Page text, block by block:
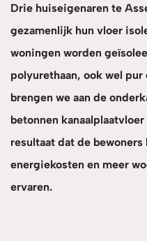
Drie huiseigenaren te
gezamenlijk hun vloer
woningen worden
polyurethaan, ook wel pur
brengen we aan de
betonnen kanaalplaatvloer
resultaat dat de bewoners
energiekosten en meer
ervaren.